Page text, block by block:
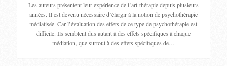
Les auteurs présentent leur expérience de l’art-thérapie depuis plusieurs
années. Il est devenu nécessaire d’élargir à la notion de psychothérapie
médiatisée. Car l’évaluation des effets de ce type de psychothérapie est
difficile. Ils semblent dus autant à des effets spécifiques à chaque
médiation, que surtout à des effets spécifiques de…